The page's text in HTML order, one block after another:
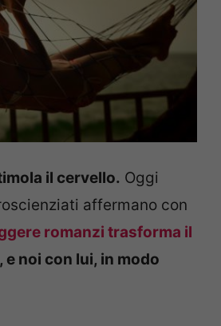
il cervello. Oggi
affermano con
romanzi trasforma il
, e noi con lui, in modo